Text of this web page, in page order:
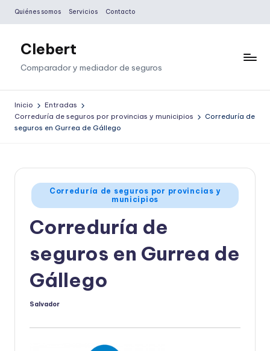
Saltar
contenido
Quiénes somos Servicios Contacto
Clebert
Comparador y mediador de seguros
Inicio
Entradas
Correduría de seguros por provincias y municipios
Correduría de
seguros en Gurrea de Gállego
Publicado
en
Correduría de seguros por provincias y
municipios
Correduría de
seguros en Gurrea de
Gállego
Publicado
Salvador